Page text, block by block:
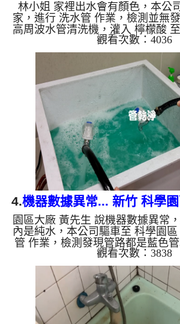
林小姐 家裡出水會有顏色，本公
家，進行 洗水管 作業，檢測並無
高周波水管清洗機，灌入 檸檬酸
分，開啟 水管清洗機 ，啟動 螺旋
出黃色髒水，突然變成咖啡色，二
乾淨出水量也變大了。 如是自來
會產生鐵鏽跟泥沙堆積，洗出來的
地下水含有氧化錳，管壁上會結成
的水會跟石油一樣黑，有些洗出綠
面有銅的物質，生鏽產生銅綠，如
為水龍頭合金的養化
觀看次數：4036
4.機器數據異常... 新竹 科學
園區大廠 黃先生 說機器數據異常
內是純水，本公司驅車至 科學園
管 作業，檢測發現管路都是藍色
高周波水管清洗機，開啟 水管清
波 模式，一洗就流出髒水，突然
小時後，機器數據正常了。 如是
化，會產生鐵鏽跟泥沙堆積，洗出
色，地下水含有氧化錳，管壁上會
出來的水會跟石油一樣黑，有些洗
觀看次數：3838